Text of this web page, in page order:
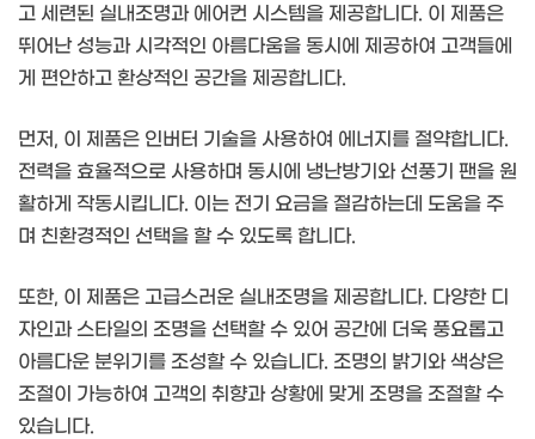
고 세련된 실내조명과 에어컨 시스템을 제공합니다. 이 제품은
뛰어난 성능과 시각적인 아름다움을 동시에 제공하여 고객들에
게 편안하고 환상적인 공간을 제공합니다.
먼저, 이 제품은 인버터 기술을 사용하여 에너지를 절약합니다.
전력을 효율적으로 사용하며 동시에 냉난방기와 선풍기 팬을 원
활하게 작동시킵니다. 이는 전기 요금을 절감하는데 도움을 주
며 친환경적인 선택을 할 수 있도록 합니다.
또한, 이 제품은 고급스러운 실내조명을 제공합니다. 다양한 디
자인과 스타일의 조명을 선택할 수 있어 공간에 더욱 풍요롭고
아름다운 분위기를 조성할 수 있습니다. 조명의 밝기와 색상은
조절이 가능하여 고객의 취향과 상황에 맞게 조명을 조절할 수
있습니다.